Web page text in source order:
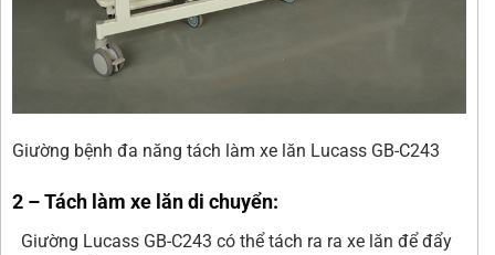
Giường bệnh đa năng tách làm xe lăn Lucass GB-C243
2 – Tách làm xe lăn di chuyển:
Giường Lucass GB-C243 có thể tách ra ra xe lăn để đẩy